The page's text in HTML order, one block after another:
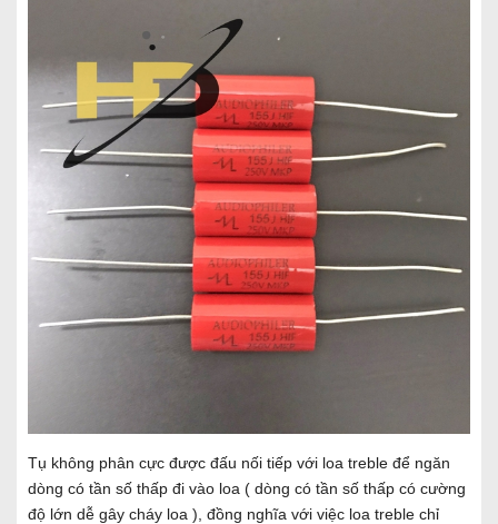
Tụ không phân cực được đấu nối tiếp với loa treble để ngăn
dòng có tần số thấp đi vào loa ( dòng có tần số thấp có cường
độ lớn dễ gây cháy loa ), đồng nghĩa với việc loa treble chỉ